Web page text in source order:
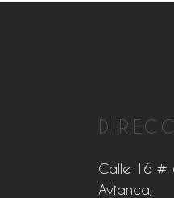
Calle 16 #
Avianca,